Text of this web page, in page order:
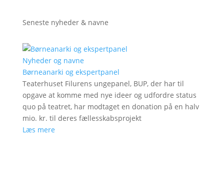
Seneste nyheder & navne
Nyheder og navne
Børneanarki og ekspertpanel
Teaterhuset Filurens ungepanel, BUP, der har til
opgave at komme med nye ideer og udfordre status
quo på teatret, har modtaget en donation på en halv
mio. kr. til deres fællesskabsprojekt
Læs mere